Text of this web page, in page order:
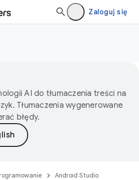
Zaloguj się
AI do tłumaczenia treści na
Tłumaczenia wygenerowane
błędy.
Android Studio